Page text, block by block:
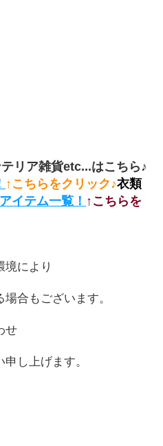
リア雑貨etc...はこちら♪
↑こちらをクリック♪衣類
イテム一覧！ ↑こちらを
により
合もございます。
せ
し上げます。